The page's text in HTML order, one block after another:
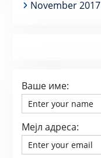
November 2017
Ваше име:
Мејл адреса: